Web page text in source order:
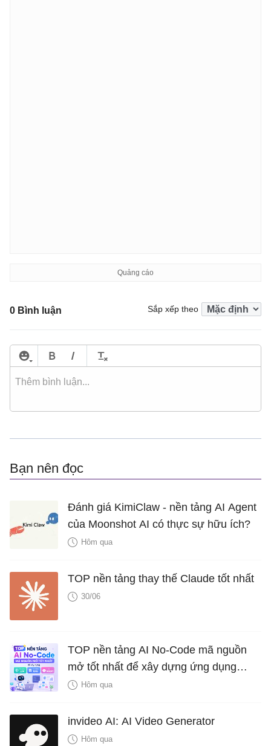
0 Bình luận Sắp xếp theo
Bạn nên đọc
Đánh giá KimiClaw - nền tảng AI Agent
của Moonshot AI có thực sự hữu ích?
Hôm qua
TOP nền tảng thay thế Claude tốt nhất
30/06
TOP nền tảng AI No-Code mã nguồn
mở tốt nhất để xây dựng ứng dụng
LLM, hệ thống RAG và AI Agent
Hôm qua
invideo AI: AI Video Generator
Hôm qua